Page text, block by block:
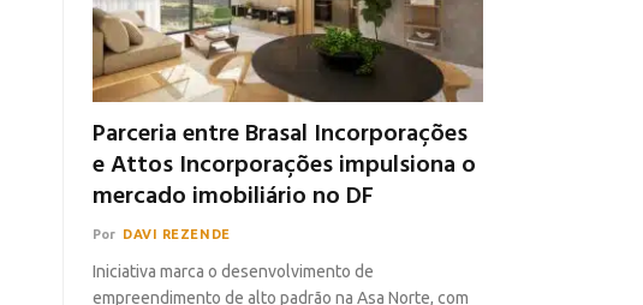
Parceria entre Brasal Incorporações
e Attos Incorporações impulsiona o
mercado imobiliário no DF
Por DAVI REZENDE
Iniciativa marca o desenvolvimento de
empreendimento de alto padrão na Asa Norte, com